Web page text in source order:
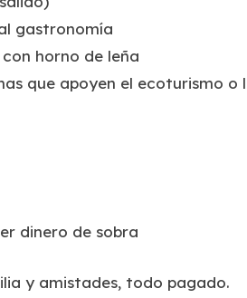
gastronomía
horno de leña
que apoyen el ecoturismo
dinero de sobra
y amistades, todo pagado.